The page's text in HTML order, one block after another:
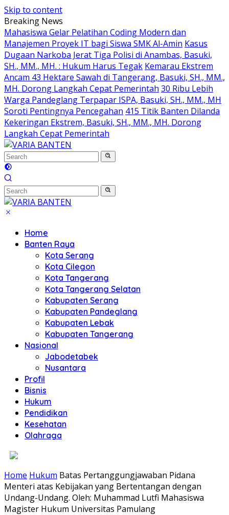
Skip to content
Breaking News
Mahasiswa Gelar Pelatihan Coding Modern dan
Manajemen Proyek IT bagi Siswa SMK Al-Amin Kasus
Dugaan Narkoba Jerat Tiga Polisi di Anambas, Basuki,
SH., MM., MH. : Hukum Harus Tegak Kemarau Ekstrem
Ancam 43 Hektare Sawah di Tangerang, Basuki, SH., MM.,
MH. Dorong Langkah Cepat Pemerintah 30 Ribu Lebih
Warga Pandeglang Terpapar ISPA, Basuki, SH., MM., MH
Soroti Pentingnya Pencegahan 415 Titik Banten Dilanda
Kekeringan Ekstrem, Basuki, SH., MM., MH. Dorong
Langkah Cepat Pemerintah
Home
Banten Raya
Kota Serang
Kota Cilegon
Kota Tangerang
Kota Tangerang Selatan
Kabupaten Serang
Kabupaten Pandeglang
Kabupaten Lebak
Kabupaten Tangerang
Nasional
Jabodetabek
Nusantara
Profil
Bisnis
Hukum
Pendidikan
Kesehatan
Olahraga
Home Hukum Batas Pertanggungjawaban Pidana
Menteri atas Kebijakan yang Bertentangan dengan
Undang-Undang. Oleh: Muhammad Lutfi Mahasiswa
Magister Hukum Universitas Pamulang